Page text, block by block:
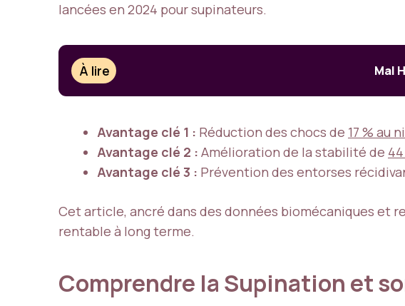
lancées en 2024 pour supinateurs.
À lire Mal
Avantage clé 1 : Réduction des chocs de 17 % au
Avantage clé 2 : Amélioration de la stabilité de
Avantage clé 3 : Prévention des entorses
Cet article, ancré dans des données biomécaniques et
rentable à long terme.
Comprendre la Supination et